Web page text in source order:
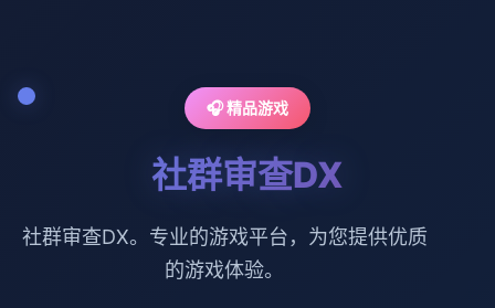
🎧 精品游戏
社群审查DX
社群审查DX。专业的游戏平台，为您提供优质
的游戏体验。